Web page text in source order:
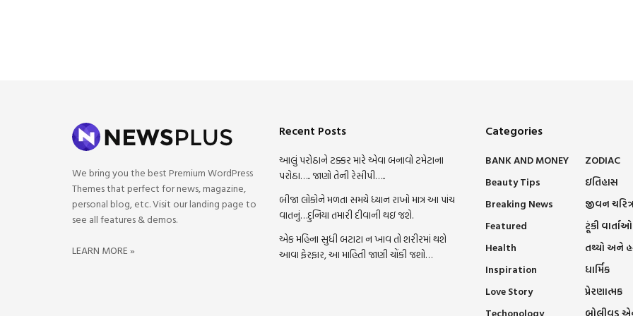
We bring you the best Premium WordPress
Themes that perfect for news, magazine,
personal blog, etc. Visit our landing page to
see all features & demos.
LEARN MORE »
Recent Posts
આલું પરોઠાને ટક્કર મારે એવા બનાવો ટમેટાના
પરોઠા….. જાણો તેની રેસીપી…..
બીજા લોકોને મળતા સમયે ધ્યાન રાખો માત્ર આ પાંચ
વાતનું…દુનિયા તમારી દીવાની થઇ જશે.
એક મહિના સુધી બટાટા ન ખાવ તો શરીરમાં થશે
આવા ફેરફાર, આ માહિતી જાણી ચોંકી જશો…
Categories
BANK AND MONEY
Beauty Tips
Breaking News
Featured
Health
Inspiration
Love Story
Techonology
ZODIAC
ઇતિહાસ
જીવન ચરિત્ર
ટૂંકી વાર્તાઓ
તથ્યો અને
ધાર્મિક
પ્રેરણાત્મક
બોલીવુડ